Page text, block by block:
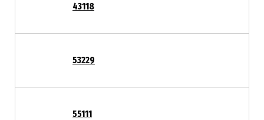
43118
53229
55111